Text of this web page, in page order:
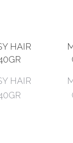
HAIR
HAIR